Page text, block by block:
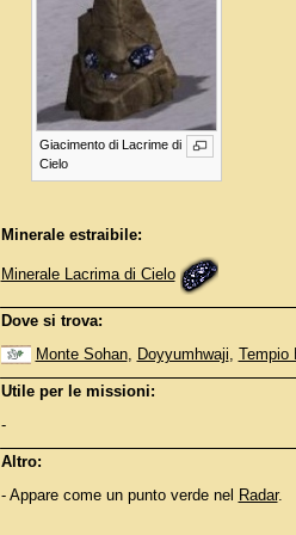
Giacimento di Lacrime di
Cielo
Minerale estraibile:
Minerale Lacrima di Cielo
Dove si trova:
Monte Sohan, Doyyumhwaji Tempio
Utile per le missioni:
-
Altro:
- Appare come un punto verde nel Radar.